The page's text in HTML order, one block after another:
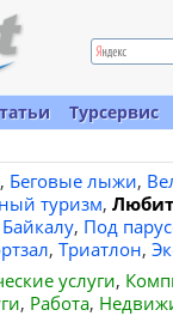
Турсервис
, Беговые лыжи,
туризм,
, Под
, Триатлон,
услуги,
, Работа,